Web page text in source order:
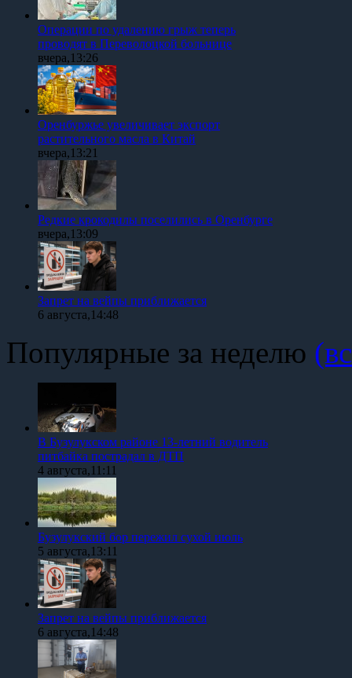
Операции по удалению грыж теперь
проводят в Переволоцкой больнице
вчера,13:26
Оренбуржье увеличивает экспорт
растительного масла в Китай
вчера,13:21
Редкие крокодилы поселились в Оренбурге
вчера,13:09
Запрет на вейпы приближается
6 августа,14:48
Популярные за неделю
В Бузулукском районе 13-летний водитель
питбайка пострадал в ДТП
4 августа,11:11
Бузулукский бор пережил сухой июль
5 августа,13:11
Запрет на вейпы приближается
6 августа,14:48